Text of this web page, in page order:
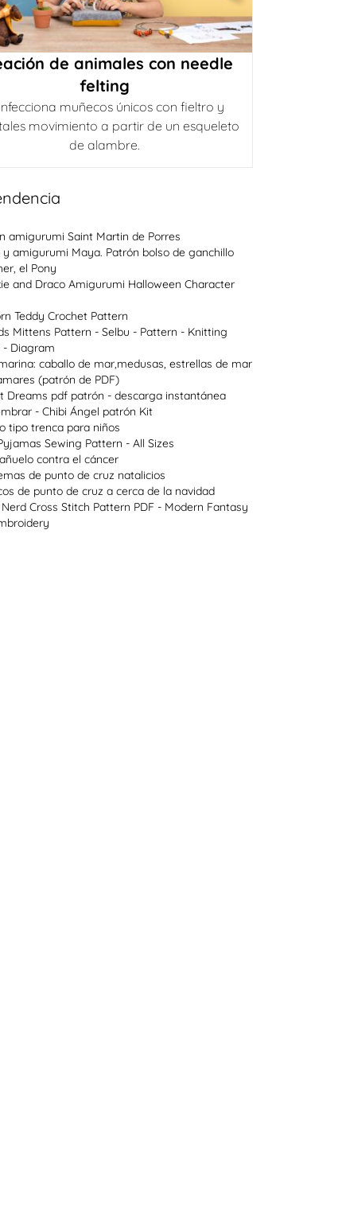
de animales con needle
felting
muñecos únicos con fieltro y
movimiento a partir de un esqueleto
de alambre.
amigurumi Saint Martin de Porres
y amigurumi Maya. Patrón bolso de ganchillo
el Pony
and Draco Amigurumi Halloween Character
Teddy Crochet Pattern
Mittens Pattern - Selbu - Pattern - Knitting
- Diagram
caballo de mar,medusas, estrellas de mar
(patrón de PDF)
Dreams pdf patrón - descarga instantánea
- Chibi Ángel patrón Kit
tipo trenca para niños
Sewing Pattern - All Sizes
contra el cáncer
de punto de cruz natalicios
de punto de cruz a cerca de la navidad
Cross Stitch Pattern PDF - Modern Fantasy